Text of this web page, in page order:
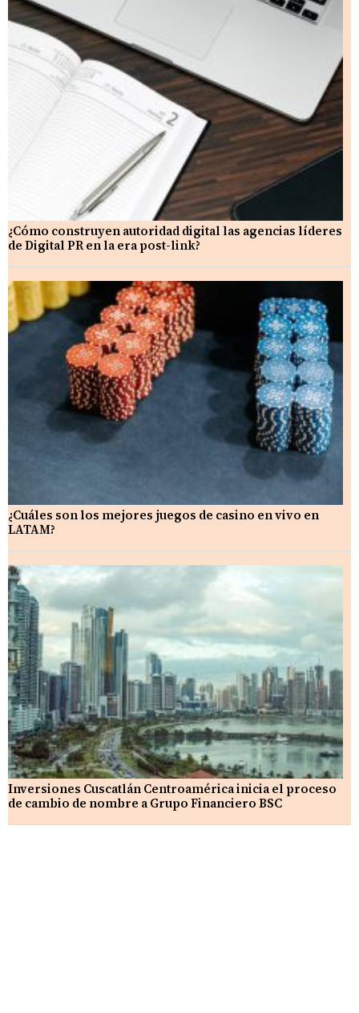
¿Cómo construyen autoridad digital las agencias líderes
de Digital PR en la era post-link?
¿Cuáles son los mejores juegos de casino en vivo en
LATAM?
Inversiones Cuscatlán Centroamérica inicia el proceso
de cambio de nombre a Grupo Financiero BSC